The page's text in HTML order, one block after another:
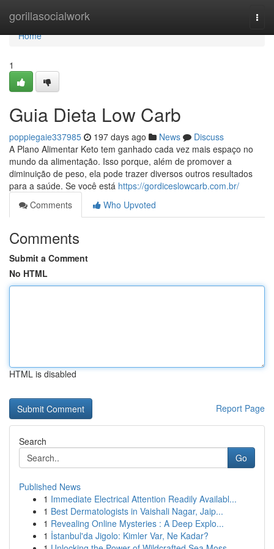
gorillasocialwork
Home
Home
1
Guia Dieta Low Carb
poppiegaie337985 197 days ago News
Discuss
A Plano Alimentar Keto tem ganhado cada vez mais espaço no
mundo da alimentação. Isso porque, além de promover a
diminuição de peso, ela pode trazer diversos outros resultados
para a saúde. Se você está https://gordiceslowcarb.com.br/
Comments
Who Upvoted
Comments
Submit a Comment
No HTML
HTML is disabled
Report Page
Search
Go
Published News
1 Immediate Electrical Attention Readily Availabl...
1 Best Dermatologists in Vaishali Nagar, Jaip...
1 Revealing Online Mysteries : A Deep Explo...
1 İstanbul'da Jigolo: Kimler Var, Ne Kadar?